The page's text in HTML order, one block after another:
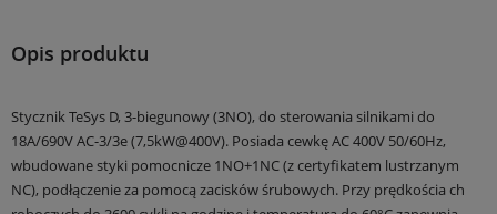
Opis produktu
Stycznik TeSys D, 3-biegunowy (3NO), do sterowania silnikami do
18A/690V AC-3/3e (7,5kW@400V). Posiada cewkę AC 400V 50/60Hz,
wbudowane styki pomocnicze 1NO+1NC (z certyfikatem lustrzanym
NC), podłączenie za pomocą zacisków śrubowych. Przy prędkościa ch